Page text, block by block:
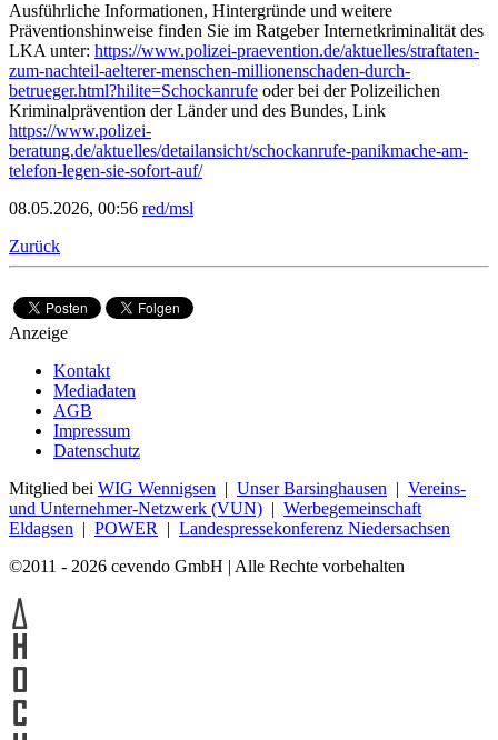
Ausführliche Informationen, Hintergründe und weitere
Präventionshinweise finden Sie im Ratgeber Internetkriminalität des
LKA unter: https://www.polizei-praevention.de/aktuelles/straftaten-
zum-nachteil-aelterer-menschen-millionenschaden-durch-
betrueger.html?hilite=Schockanrufe oder bei der Polizeilichen
Kriminalprävention der Länder und des Bundes, Link
https://www.polizei-
beratung.de/aktuelles/detailansicht/schockanrufe-panikmache-am-
telefon-legen-sie-sofort-auf/
08.05.2026, 00:56 red/msl
Zurück
Anzeige
Kontakt
Mediadaten
AGB
Impressum
Datenschutz
Mitglied bei WIG Wennigsen | Unser Barsinghausen | Vereins-
und Unternehmer-Netzwerk (VUN) | Werbegemeinschaft
Eldagsen | POWER | Landespressekonferenz Niedersachsen
©2011 - 2026 cevendo GmbH | Alle Rechte vorbehalten